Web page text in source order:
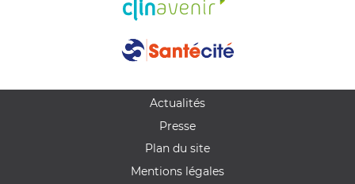
Actualités
Presse
Plan du site
Mentions légales